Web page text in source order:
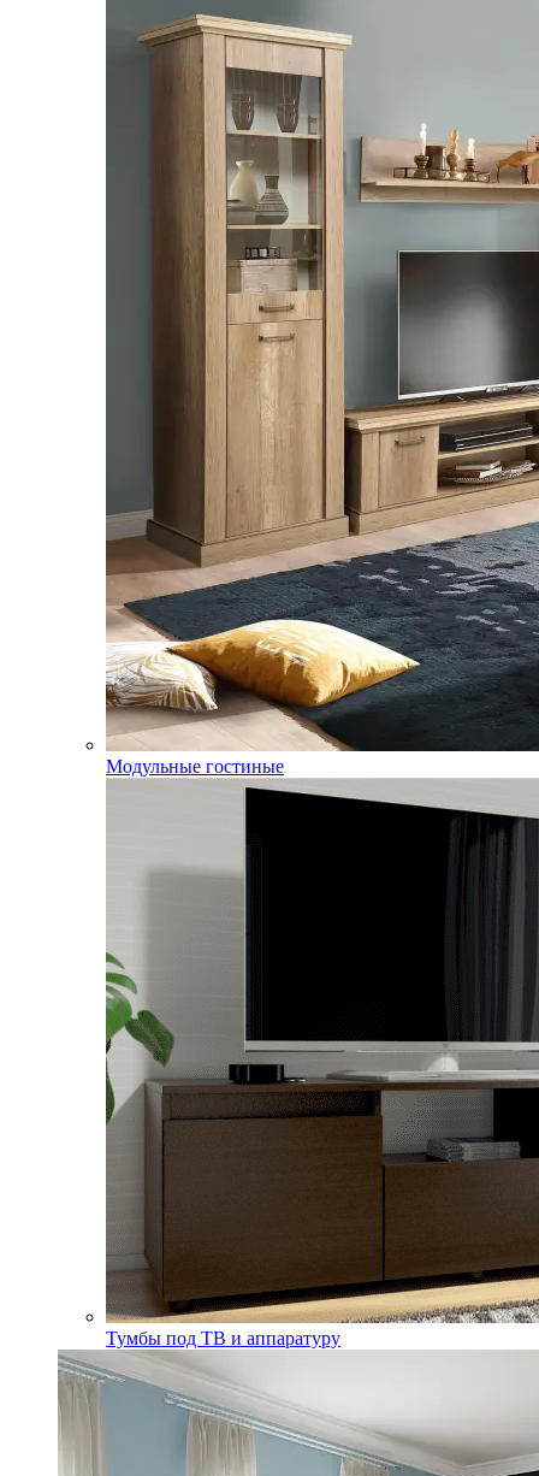
Модульные гостиные
Тумбы под ТВ и аппаратуру